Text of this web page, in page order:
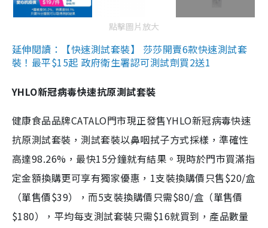
點擊圖片放大
延伸閱讀：【快速測試套裝】 莎莎開賣6款快速測試套
裝！最平$15起 政府衛生署認可測試劑買2送1
YHLO新冠病毒快速抗原測試套裝
健康食品品牌CATALO門市現正發售YHLO新冠病毒快速
抗原測試套裝，測試套裝以鼻咽拭子方式採樣，準確性
高達98.26%，最快15分鐘就有結果。現時於門市買滿指
定金額換購更可享有獨家優惠，1支裝換購價只售$20/盒
（單售價$39），而5支裝換購價只需$80/盒（單售價
$180），平均每支測試套裝只需$16就買到，產品數量